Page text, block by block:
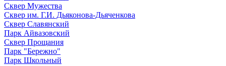
Сквер Мужества
Сквер им. Г.И. Дьяконова-Дьяченкова
Сквер Славянский
Парк Айвазовский
Сквер Прощания
Парк "Бережно"
Парк Школьный